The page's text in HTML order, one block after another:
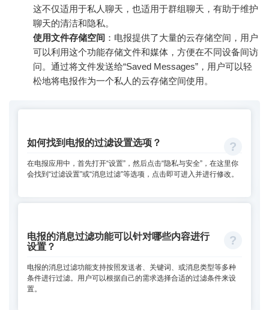
这不仅适用于私人聊天，也适用于群组聊天，有助于维护
聊天的清洁和隐私。
使用文件存储空间 ：电报提供了大量的云存储空间，用户
可以利用这个功能存储文件和媒体，方便在不同设备间访
问。通过将文件发送给“Saved Messages”，用户可以轻
松地将电报作为一个私人的云存储空间使用。
如何找到电报的过滤设置选项？
在电报应用中，首先打开“设置”，然后点击“隐私与安全”，在这里你
会找到“过滤设置”或“消息过滤”等选项，点击即可进入并进行修改。
电报的消息过滤功能可以针对哪些内容进行
设置？
电报的消息过滤功能支持按照发送者、关键词、或消息类型等多种
条件进行过滤。用户可以根据自己的需求选择合适的过滤条件来设
置。